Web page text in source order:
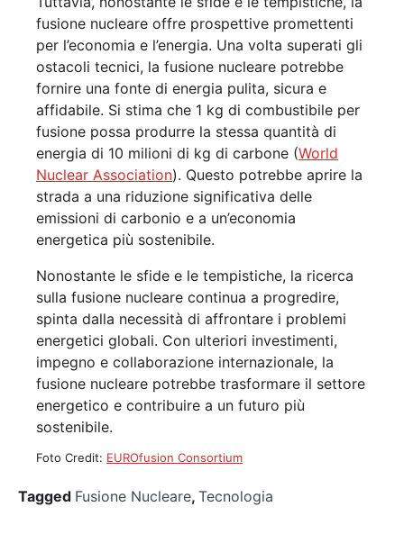
fusione nucleare offre prospettive promettenti
per l’economia e l’energia. Una volta superati gli
ostacoli tecnici, la fusione nucleare potrebbe
fornire una fonte di energia pulita, sicura e
affidabile. Si stima che 1 kg di combustibile per
fusione possa produrre la stessa quantità di
energia di 10 milioni di kg di carbone (World
Nuclear Association). Questo potrebbe aprire la
strada a una riduzione significativa delle
emissioni di carbonio e a un’economia
energetica più sostenibile.
Nonostante le sfide e le tempistiche, la ricerca
sulla fusione nucleare continua a progredire,
spinta dalla necessità di affrontare i problemi
energetici globali. Con ulteriori investimenti,
impegno e collaborazione internazionale, la
fusione nucleare potrebbe trasformare il settore
energetico e contribuire a un futuro più
sostenibile.
Foto Credit: EUROfusion Consortium
Tagged Fusione Nucleare, Tecnologia